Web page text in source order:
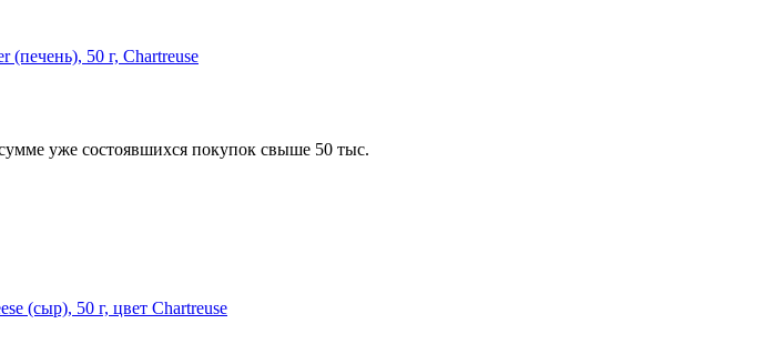
(печень), 50 г, Chartreuse
уже состоявшихся покупок свыше 50 тыс.
(сыр), 50 г, цвет Chartreuse